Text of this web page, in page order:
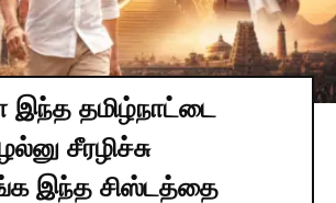
இந்த தமிழ்நாட்டை
சீரழிச்சு
இந்த சிஸ்டத்தை